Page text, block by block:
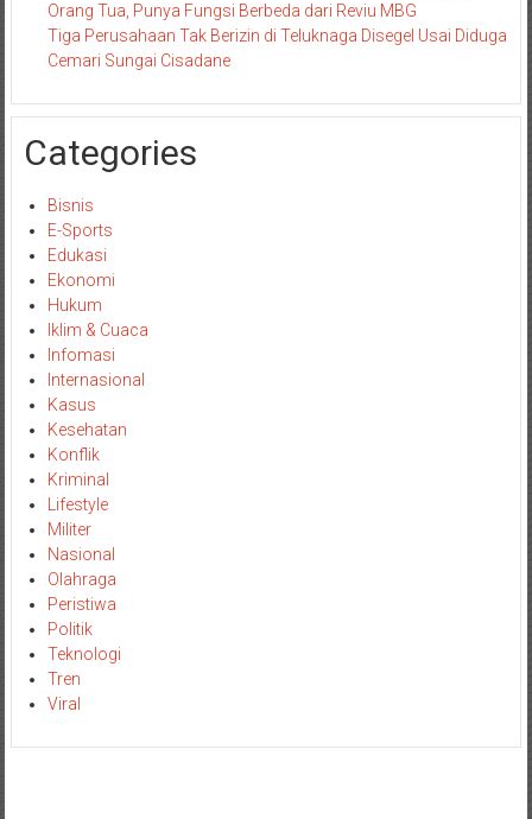
Orang Tua, Punya Fungsi Berbeda dari Reviu MBG
Tiga Perusahaan Tak Berizin di Teluknaga Disegel Usai Diduga
Cemari Sungai Cisadane
Categories
Bisnis
E-Sports
Edukasi
Ekonomi
Hukum
Iklim & Cuaca
Infomasi
Internasional
Kasus
Kesehatan
Konflik
Kriminal
Lifestyle
Militer
Nasional
Olahraga
Peristiwa
Politik
Teknologi
Tren
Viral